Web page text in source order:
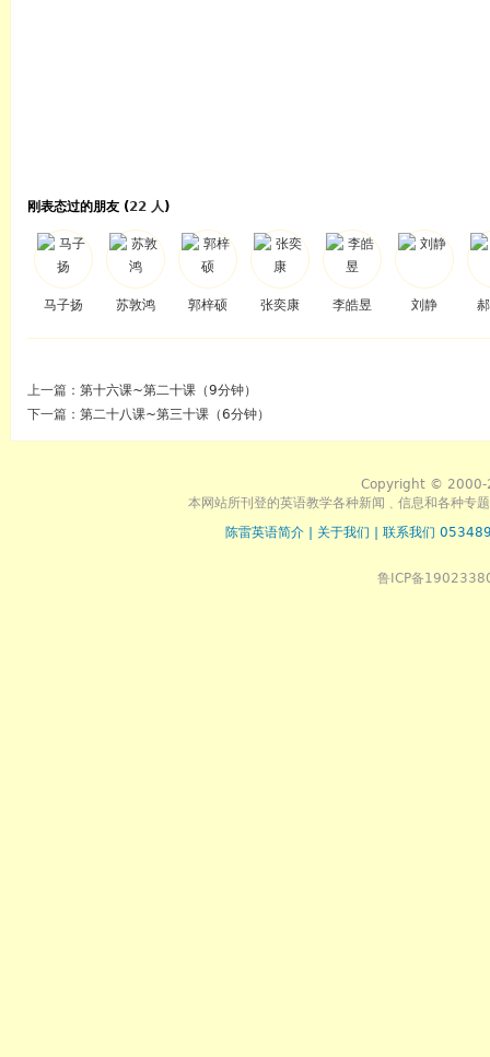
刚表态过的朋友 (22 人)
马子扬 苏敦鸿 郭梓硕 张奕康 李皓昱 刘静
上一篇： 第十六课~第二十课（9分钟）
下一篇： 第二十八课~第三十课（6分钟）
Copyright © 2000-
本网站所刊登的英语教学各种新闻﹑信息和各种专
陈雷英语简介
关于我们 联系我们
鲁ICP备